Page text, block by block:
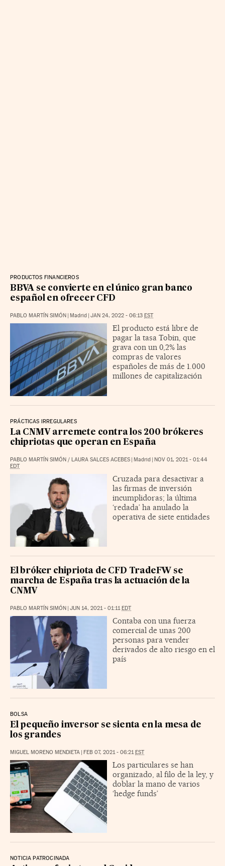
PRODUCTOS FINANCIEROS
BBVA se convierte en el único gran banco
español en ofrecer CFD
PABLO MARTÍN SIMÓN Madrid JAN 24, 2022 - 06:13 EST
El producto está libre de
pagar la tasa Tobin, que
grava con un 0,2% las
compras de valores
españoles de más de 1.000
millones de capitalización
PRÁCTICAS IRREGULARES
La CNMV arremete contra los 200 brókeres
chipriotas que operan en España
PABLO MARTÍN SIMÓN / LAURA SALCES ACEBES Madrid
NOV 01, 2021 - 01:44
EDT
Cruzada para desactivar a
las firmas de inversión
incumplidoras; la última
‘redada’ ha anulado la
operativa de siete entidades
El bróker chipriota de CFD TradeFW se
marcha de España tras la actuación de la
CNMV
PABLO MARTÍN SIMÓN JUN 14, 2021 - 01:11 EDT
Contaba con una fuerza
comercial de unas 200
personas para vender
derivados de alto riesgo en el
país
BOLSA
El pequeño inversor se sienta en la mesa de
los grandes
MIGUEL MORENO MENDIETA FEB 07, 2021 - 06:21 EST
Los particulares se han
organizado, al filo de la ley, y
doblar la mano de varios
‘hedge funds’
NOTICIA PATROCINADA